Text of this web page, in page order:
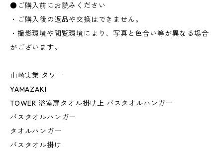
●ご購入前にお読みください
・ご購入後の返品や交換はできません。
・撮影環境や閲覧環境により、写真と色合い等が異なる場合
がございます。
山崎実業 タワー
YAMAZAKI
TOWER 浴室扉タオル掛け上 バスタオルハンガー
バスタオルハンガー
タオルハンガー
バスタオル掛け